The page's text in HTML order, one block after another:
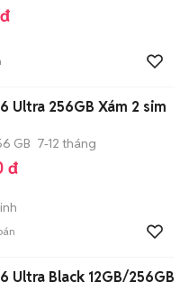
Ultra 256GB Xám 2 sim
GB 7-12 tháng
đ
Ultra Black 12GB/256GB